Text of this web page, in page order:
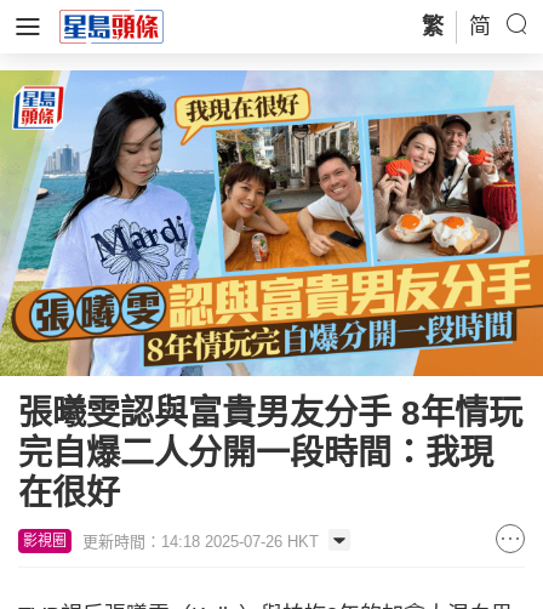
繁 简
張曦雯認與富貴男友分手 8年情玩
完自爆二人分開一段時間：我現
在很好
影視圈 更新時間：14:18 2025-07-26 HKT